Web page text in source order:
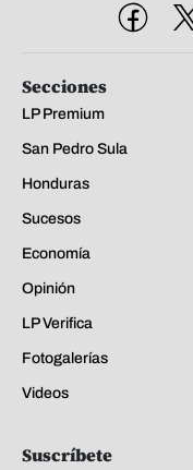
Secciones
LP Premium
San Pedro Sula
Honduras
Sucesos
Economía
Opinión
LP Verifica
Fotogalerías
Videos
Suscríbete